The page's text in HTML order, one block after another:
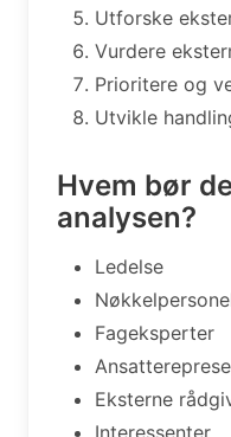
Utforske
Vurdere
Prioritere og
Utvikle
Hvem bør
analysen?
Ledelse
Fageksperter
Eksterne
Interessenter